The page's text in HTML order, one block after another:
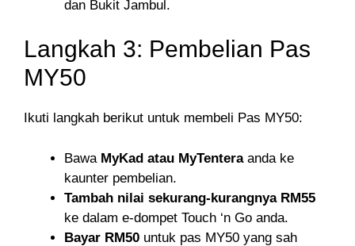
dan Bukit Jambul.
Langkah 3: Pembelian Pas
MY50
Ikuti langkah berikut untuk membeli Pas MY50:
Bawa MyKad atau MyTenteraanda ke
kaunter pembelian.
Tambah nilai sekurang-kurangnya RM55
ke dalam e-dompet Touch ‘n Go anda.
Bayar RM50 untuk pas MY50 yang sah